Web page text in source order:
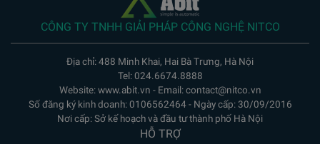
CÔNG TY TNHH GIẢI PHÁP CÔNG NGHỆ NITCO
Địa chỉ: 488 Minh Khai, Hai Bà Trưng, Hà Nội
Tel: 024.6674.8888
Website: www.abit.vn - Email: contact@nitco.vn
Số đăng ký kinh doanh: 0106562464 - Ngày cấp: 30/09/2016
Nơi cấp: Sở kế hoạch và đầu tư thành phố Hà Nội
HỖ TRỢ